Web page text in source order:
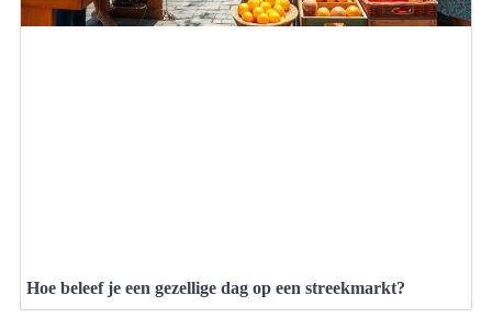
Hoe beleef je een gezellige dag op een streekmarkt?